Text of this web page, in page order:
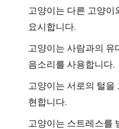
고양이는 다른 고양이
요시합니다.
고양이는 사람과의 유
음소리를 사용합니다.
고양이는 서로의 털을
현합니다.
고양이는 스트레스를